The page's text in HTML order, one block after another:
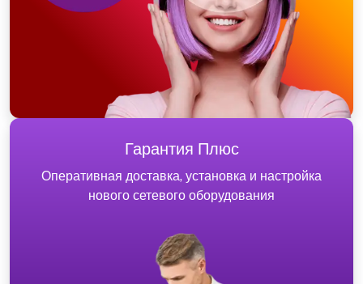
Гарантия Плюс
Оперативная доставка, установка и настройка
нового сетевого оборудования